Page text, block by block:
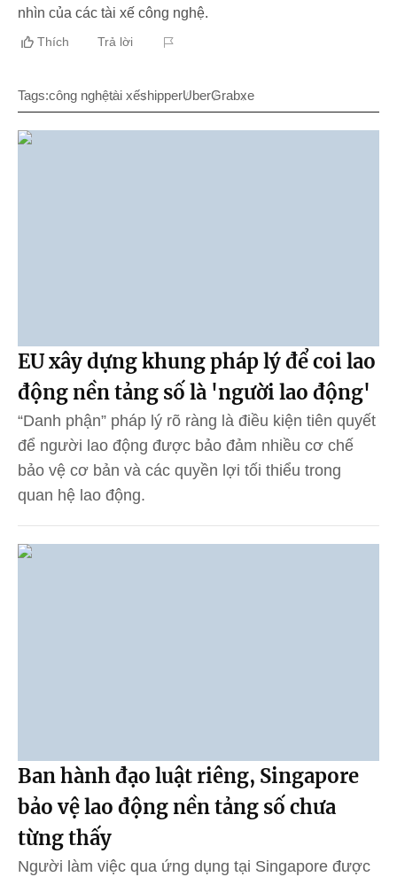
nhìn của các tài xế công nghệ.
Thích Trả lời
Tags:công nghệtài xếshipperUberGrabxe
EU xây dựng khung pháp lý để coi lao
động nền tảng số là 'người lao động'
“Danh phận” pháp lý rõ ràng là điều kiện tiên quyết
để người lao động được bảo đảm nhiều cơ chế
bảo vệ cơ bản và các quyền lợi tối thiểu trong
quan hệ lao động.
Ban hành đạo luật riêng, Singapore
bảo vệ lao động nền tảng số chưa
từng thấy
Người làm việc qua ứng dụng tại Singapore được